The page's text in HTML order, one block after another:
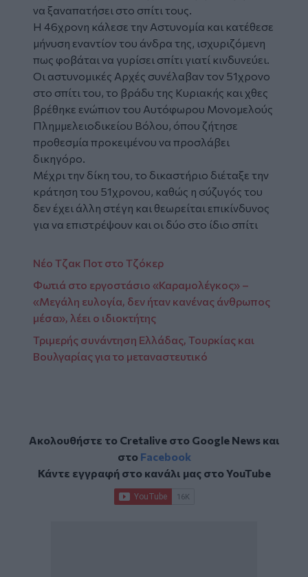
να ξαναπατήσει στο σπίτι τους.
Η 46χρονη κάλεσε την Αστυνομία και κατέθεσε
μήνυση εναντίον του άνδρα της, ισχυριζόμενη
πως φοβάται να γυρίσει σπίτι γιατί κινδυνεύει.
Οι αστυνομικές Αρχές συνέλαβαν τον 51χρονο
στο σπίτι του, το βράδυ της Κυριακής και χθες
βρέθηκε ενώπιον του Αυτόφωρου Μονομελούς
Πλημμελειοδικείου Βόλου, όπου ζήτησε
προθεσμία προκειμένου να προσλάβει
δικηγόρο.
Μέχρι την δίκη του, το δικαστήριο διέταξε την
κράτηση του 51χρονου, καθώς η σύζυγός του
δεν έχει άλλη στέγη και θεωρείται επικίνδυνος
για να επιστρέψουν και οι δύο στο ίδιο σπίτι
Νέο Τζακ Ποτ στο Τζόκερ
Φωτιά στο εργοστάσιο «Καραμολέγκος» –
«Μεγάλη ευλογία, δεν ήταν κανένας άνθρωπος
μέσα», λέει ο ιδιοκτήτης
Τριμερής συνάντηση Ελλάδας, Τουρκίας και
Βουλγαρίας για το μεταναστευτικό
Ακολουθήστε το Cretalive στο Google Newsκαι
στο Facebook
Κάντε εγγραφή στο κανάλι μας στοYouTube